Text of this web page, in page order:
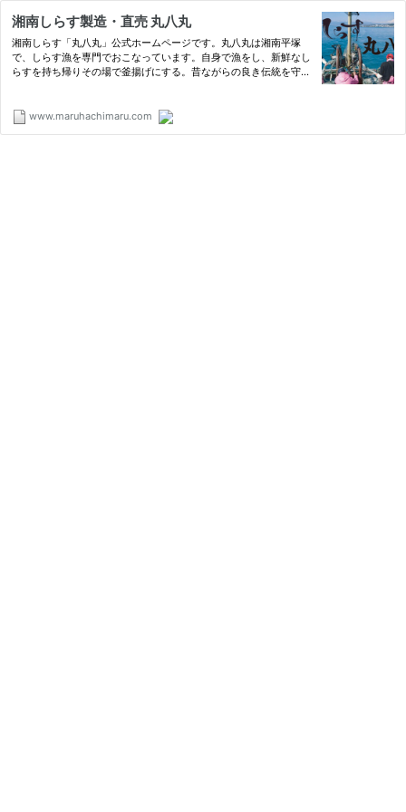
湘南しらす製造・直売 丸八丸
湘南しらす「丸八丸」公式ホームページです。丸八丸は湘南平塚
で、しらす漁を専門でおこなっています。自身で漁をし、新鮮なし
らすを持ち帰りその場で釜揚げにする。昔ながらの良き伝統を守
www.maruhachimaru.com